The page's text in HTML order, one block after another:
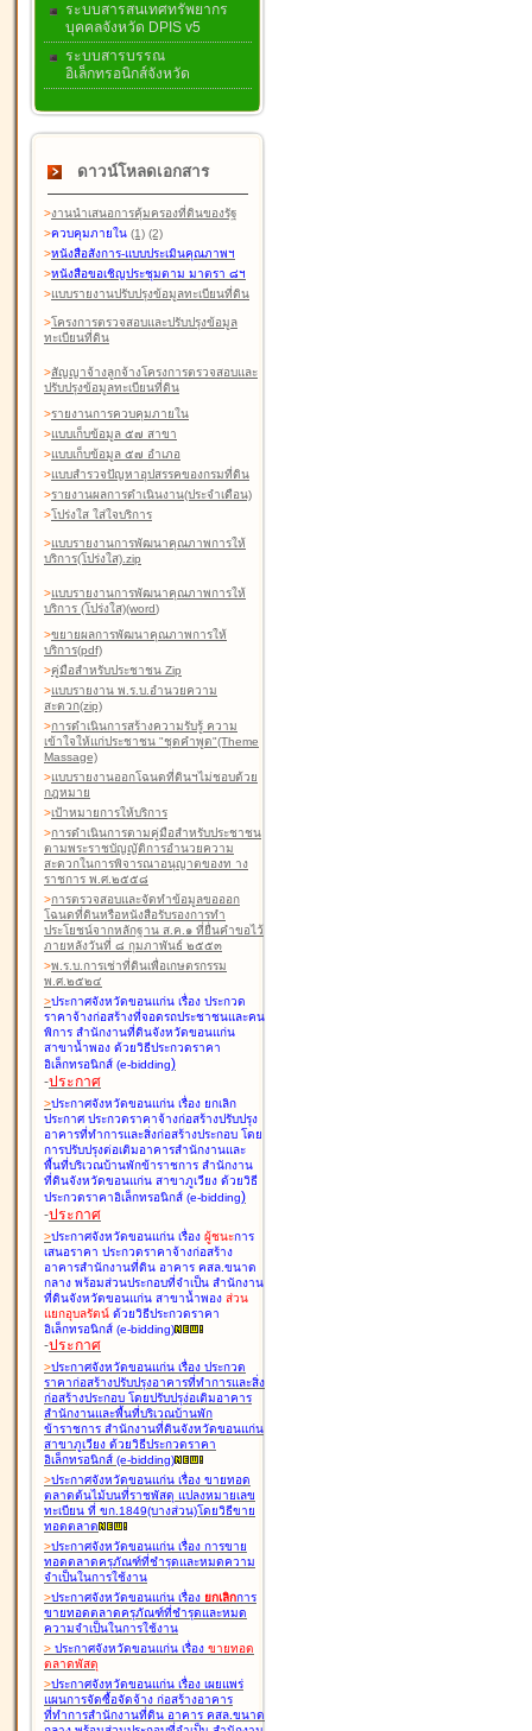
ระบบสารสนเทศทรัพยากร
บุคคลจังหวัด DPIS v5
ระบบสารบรรณ
อิเล็กทรอนิกส์จังหวัด
ดาวน์โหลดเอกสาร
>งานนำเสนอการคุ้มครองที่ดินของรัฐ
>ควบคุมภายใน (1) (2)
>หนังสือสังการ-แบบประเมินคุณภาพฯ
>หนังสือขอเชิญประชุมตาม มาตรา ๘ฯ
>แบบรายงานปรับปรุงข้อมูลทะเบียนที่ดิน
>โครงการตรวจสอบและปรับปรุงข้อมูล
ทะเบียนที่ดิน
>สัญญาจ้างลูกจ้างโครงการตรวจสอบและ
ปรับปรุงข้อมูลทะเบียนที่ดิน
>รายงานการควบคุมภายใน
>แบบเก็บข้อมูล ๕๗ สาขา
>แบบเก็บข้อมูล ๕๗ อำเภอ
>แบบสำรวจปัญหาอุปสรรคของกรมที่ดิน
>รายงานผลการดำเนินงาน(ประจำเดือน)
>โปร่งใส ใส่ใจบริการ
>แบบรายงานการพัฒนาคุณภาพการให้
บริการ(โปร่งใส).zip
>แบบรายงานการพัฒนาคุณภาพการให้
บริการ (โปร่งใส)(word)
>ขยายผลการพัฒนาคุณภาพการให้
บริการ(pdf)
>คู่มือสำหรับประชาชน Zip
>แบบรายงาน พ.ร.บ.อำนวยความ
สะดวก(zip)
>การดำเนินการสร้างความรับรู้ ความ
เข้าใจให้แก่ประชาชน "ชุดคำพูด"(Theme
Massage)
>แบบรายงานออกโฉนดที่ดินฯไม่ชอบด้วย
กฎหมาย
>เป้าหมายการให้บริการ
>การดำเนินการตามคู่มือสำหรับประชาชน
ตามพระราชบัญญัติการอำนวยความ
สะดวกในการพิจารณาอนุญาตของท าง
ราชการ พ.ศ.๒๕๕๘
>การตรวจสอบและจัดทำข้อมูลขอออก
โฉนดที่ดินหรือหนังสือรับรองการทำ
ประโยชน์จากหลักฐาน ส.ค.๑ ที่ยื่นคำขอไว้
ภายหลังวันที่ ๘ กุมภาพันธ์ ๒๕๕๓
>พ.ร.บ.การเช่าที่ดินเพื่อเกษตรกรรม
พ.ศ.๒๕๒๔
>ประกาศจังหวัดขอนแก่น เรื่อง ประกวด
ราคาจ้างก่อสร้างที่จอดรถประชาชนและคน
พิการ สำนักงานที่ดินจังหวัดขอนแก่น
สาขาน้ำพอง ด้วยวิธีประกวดราคา
อิเล็กทรอนิกส์ (e-bidding)
-ประกาศ
>ประกาศจังหวัดขอนแก่น เรื่อง ยกเลิก
ประกาศ ประกวดราคาจ้างก่อสร้างปรับปรุง
อาคารที่ทำการและสิ่งก่อสร้างประกอบ โดย
การปรับปรุงต่อเติมอาคารสำนักงานและ
พื้นที่บริเวณบ้านพักข้าราชการ สำนักงาน
ที่ดินจังหวัดขอนแก่น สาขาภูเวียง ด้วยวิธี
ประกวดราคาอิเล็กทรอนิกส์ (e-bidding)
-ประกาศ
>ประกาศจังหวัดขอนแก่น เรื่อง ผู้ชนะการ
เสนอราคา ประกวดราคาจ้างก่อสร้าง
อาคารสำนักงานที่ดิน อาคาร คสล.ขนาด
กลาง พร้อมส่วนประกอบที่จำเป็น สำนักงาน
ที่ดินจังหวัดขอนแก่น สาขาน้ำพอง ส่วน
แยกอุบลรัตน์ ด้วยวิธีประกวดราคา
อิเล็กทรอนิกส์ (e-bidding)
-ประกาศ
>ประกาศจังหวัดขอนแก่น เรื่อง ประกวด
ราคาก่อสร้างปรับปรุงอาคารที่ทำการและสิ่ง
ก่อสร้างประกอบ โดยปรับปรุง่อเติมอาคาร
สำนักงานและพื้นที่บริเวณบ้านพัก
ข้าราชการ สำนักงานที่ดินจังหวัดขอนแก่น
สาขาภูเวียง ด้วยวิธีประกวดราคา
อิเล็กทรอนิกส์ (e-bidding)
>ประกาศจังหวัดขอนแก่น เรื่อง ขายทอด
ตลาดต้นไม้บนที่ราชพัสดุ แปลงหมายเลข
ทะเบียน ที่ ขก.1849(บางส่วน)โดยวิธีขาย
ทอดตลาด
>ประกาศจังหวัดขอนแก่น เรื่อง การขาย
ทอดตลาดครุภัณฑ์ที่ชำรุดและหมดความ
จำเป็นในการใช้งาน
>ประกาศจังหวัดขอนแก่น เรื่อง ยกเลิกการ
ขายทอดตลาดครุภัณฑ์ที่ชำรุดและหมด
ความจำเป็นในการใช้งาน
> ประกาศจังหวัดขอนแก่น เรื่อง ขายทอด
ตลาดพัสดุ
>ประกาศจังหวัดขอนแก่น เรื่อง เผยแพร่
แผนการจัดซื้อจัดจ้าง ก่อสร้างอาคาร
ที่ทำการสำนักงานที่ดิน อาคาร คสล.ขนาด